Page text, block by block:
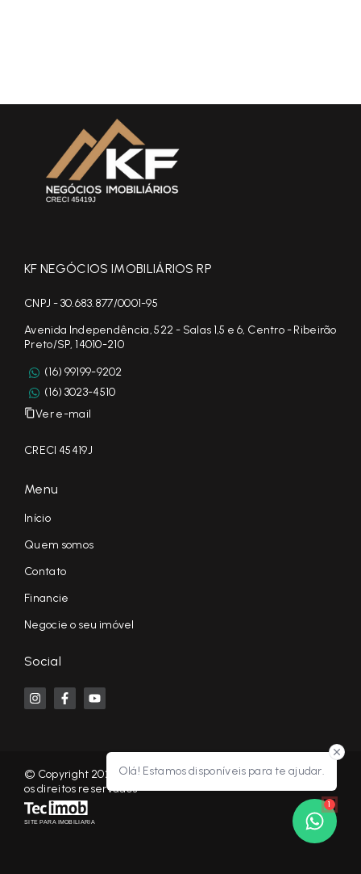
Olá! Estamos disponíveis para te ajudar.
1
KF NEGÓCIOS IMOBILIÁRIOS RP
CNPJ - 30.683.877/0001-95
Avenida Independência, 522 - Salas 1,5 e 6, Centro - Ribeirão
Preto/SP, 14010-210
(16) 99199-9202
(16) 3023-4510
Ver e-mail
CRECI 45419J
Menu
Início
Quem somos
Contato
Financie
Negocie o seu imóvel
Social
© Copyright 2026 - KF NEGÓCIOS IMOBILIÁRIOS RP - Todos
os direitos reservados
SITE PARA IMOBILIARIA